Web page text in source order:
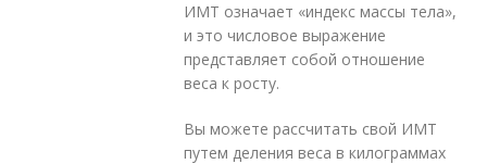
ИМТ означает «индекс массы тела»,
и это числовое выражение
представляет собой отношение
веса к росту.
Вы можете рассчитать свой ИМТ
путем деления веса в килограммах